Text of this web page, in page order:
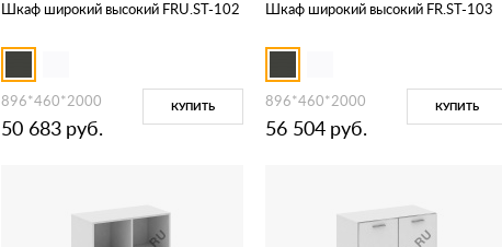
Шкаф широкий высокий FRU.ST-102
896*460*2000
50 683 руб.
КУПИТЬ
Шкаф широкий высокий FR.ST-103
896*460*2000
56 504 руб.
КУПИТЬ